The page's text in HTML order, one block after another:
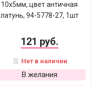
10х5мм, цвет античная
латунь, 94-5778-27, 1шт
121 руб.
Нет в наличии
В желания